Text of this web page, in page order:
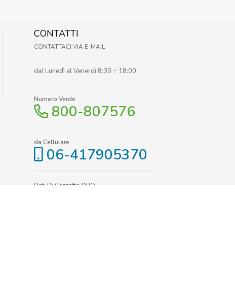
CONTATTI
CONTATTACI VIA E-MAIL
dal Lunedì al Venerdì 8:30 ÷ 18:00
Numero Verde
800-807576
da Cellulare
06-417905370
Dati Di Contatto DPO